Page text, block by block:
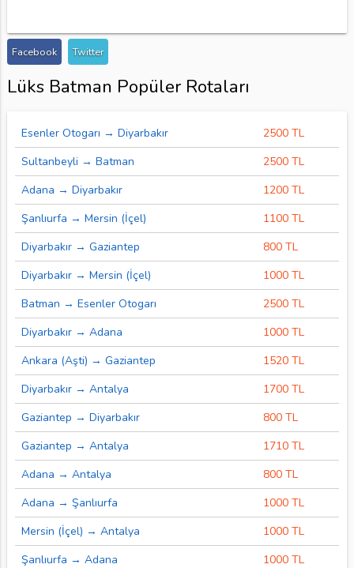
Facebook Twitter
Lüks Batman Popüler Rotaları
Esenler Otogarı → Diyarbakır
2500 TL
Sultanbeyli → Batman
2500 TL
Adana → Diyarbakır
1200 TL
Şanlıurfa → Mersin (İçel)
1100 TL
Diyarbakır → Gaziantep
800 TL
Diyarbakır → Mersin (İçel)
1000 TL
Batman → Esenler Otogarı
2500 TL
Diyarbakır → Adana
1000 TL
Ankara (Aşti) → Gaziantep
1520 TL
Diyarbakır → Antalya
1700 TL
Gaziantep → Diyarbakır
800 TL
Gaziantep → Antalya
1710 TL
Adana → Antalya
800 TL
Adana → Şanlıurfa
1000 TL
Mersin (İçel) → Antalya
1000 TL
Şanlıurfa → Adana
1000 TL